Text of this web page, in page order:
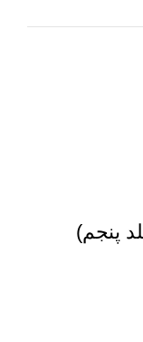
پنجم)